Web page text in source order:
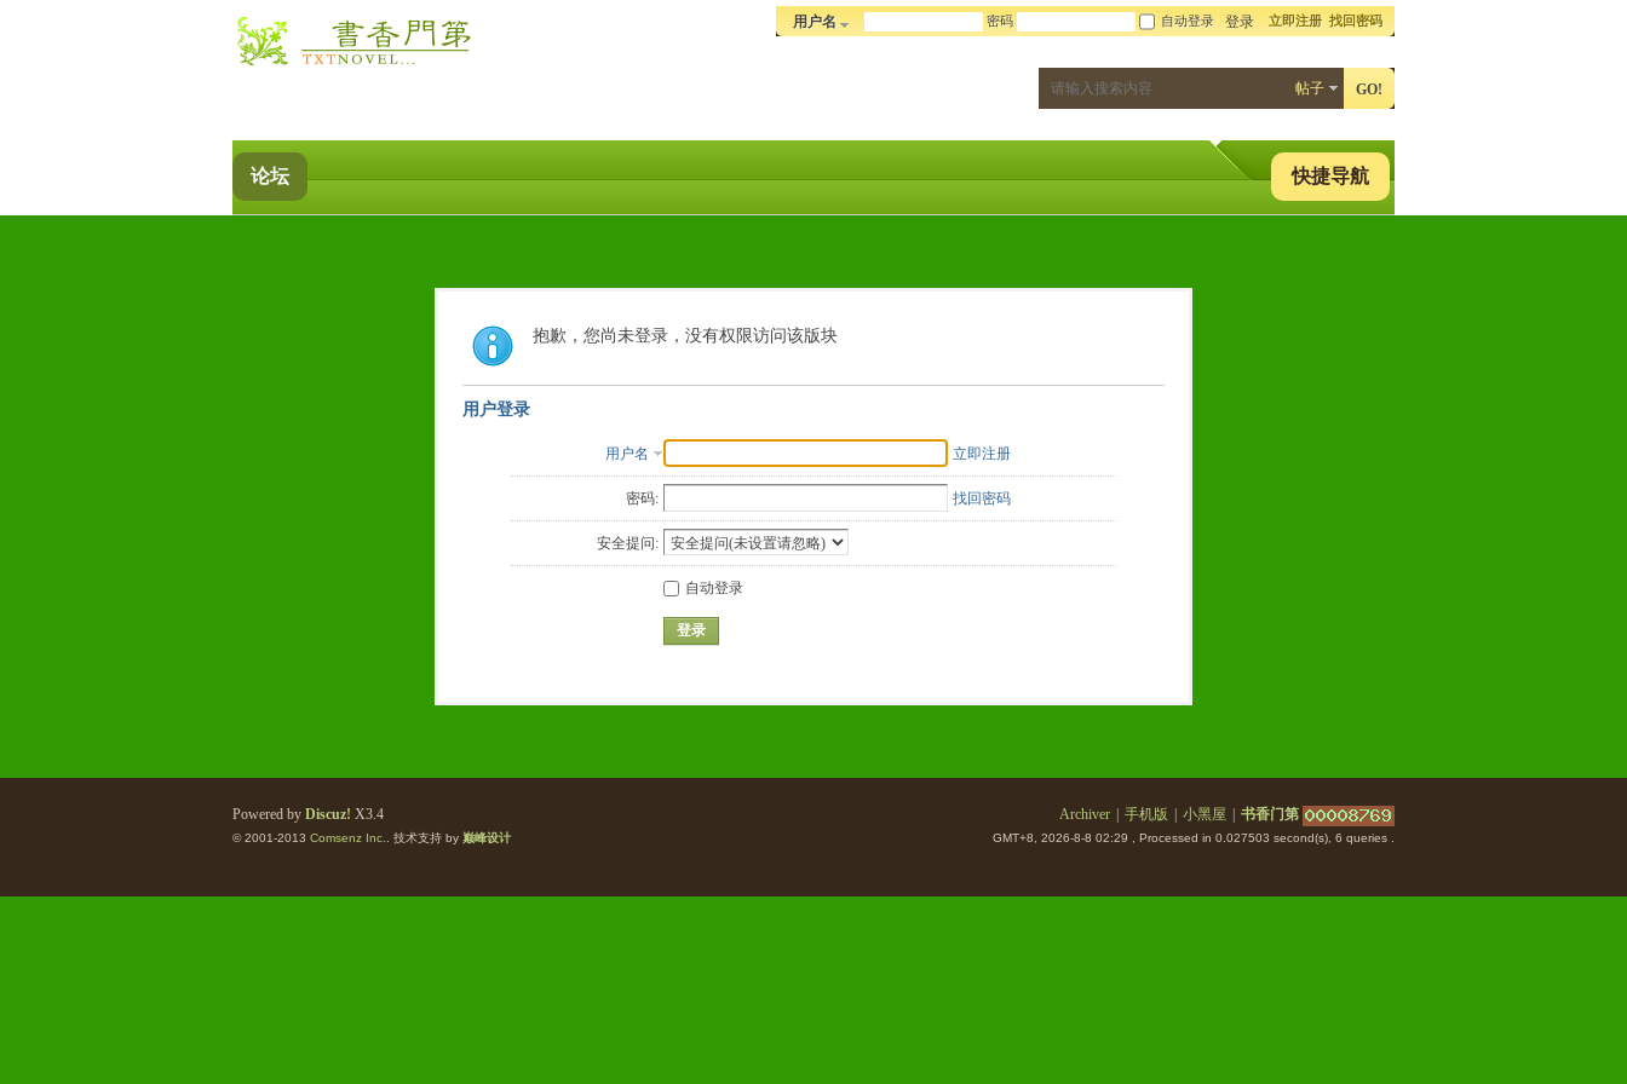
用户名 密码 自动登录 登录 立即注册 找回密码
帖子 GO!
快捷导航
论坛
抱歉，您尚未登录，没有权限访问该版块
用户登录
用户名 立即注册
密码: 找回密码
安全提问:
自动登录
登录
Archiver 手机版 小黑屋 书香门第
GMT+8, 2026-8-8 02:29 , Processed in 0.027503 second(s), 6 queries .
Powered by Discuz! X3.4
© 2001-2013 Comsenz Inc. . 技术支持 by 巅峰设计